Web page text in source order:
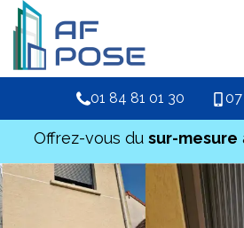
01 84 81 01 30
Offrez-vous du sur-mesure